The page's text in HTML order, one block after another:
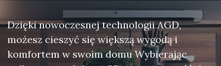
Dzięki nowoczesnej technologii AGD,
możesz cieszyć się większą wygodą i
komfortem w swoim domu Wybierając